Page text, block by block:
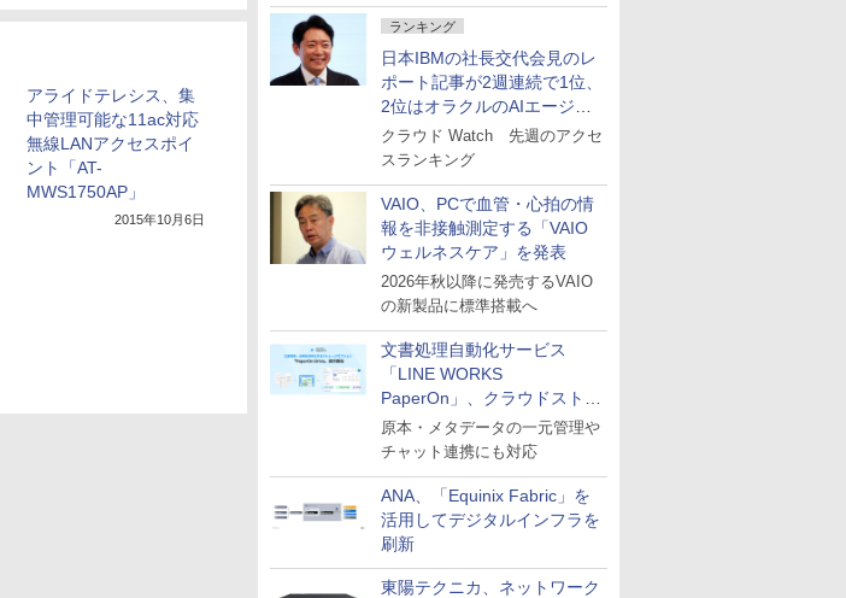
ランキング
日本IBMの社長交代会見のレ
ポート記事が2週連続で1位、
2位はオラクルのAIエージェ
ント
クラウド Watch 先週のアクセ
スランキング
VAIO、PCで血管・心拍の情
報を非接触測定する「VAIO
ウェルネスケア」を発表
2026年秋以降に発売するVAIO
の新製品に標準搭載へ
文書処理自動化サービス
「LINE WORKS
PaperOn」、クラウドストレ
ージ機能「PaperOn Drive」
を提供開始
原本・メタデータの一元管理や
チャット連携にも対応
ANA、「Equinix Fabric」を
活用してデジタルインフラを
刷新
東陽テクニカ、ネットワーク
アライドテレシス、集
中管理可能な11ac対応
無線LANアクセスポイ
ント「AT-
MWS1750AP」
2015年10月6日